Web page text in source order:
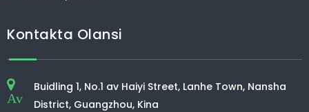
Kontakta Olansi
Av
Buidling 1, No.1 av Haiyi Street, Lanhe Town, Nansha
District, Guangzhou, Kina